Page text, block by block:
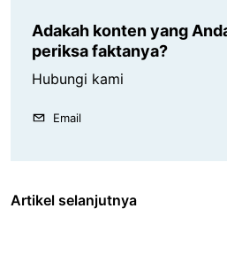
Adakah konten yang
periksa faktanya?
Hubungi kami
Email
Artikel selanjutnya